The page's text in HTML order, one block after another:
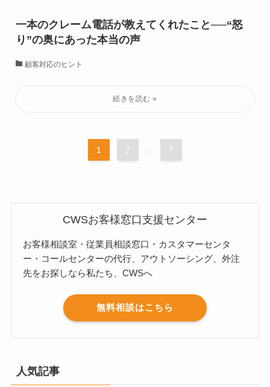
一本のクレーム電話が教えてくれたこと──“怒
り”の奥にあった本当の声
顧客対応のヒント
1 2 7
CWSお客様窓口支援センター
お客様相談室・従業員相談窓口・カスタマーセンタ
ー・コールセンターの代行、アウトソーシング、外注
先をお探しなら私たち、CWSへ
無料相談はこちら
人気記事